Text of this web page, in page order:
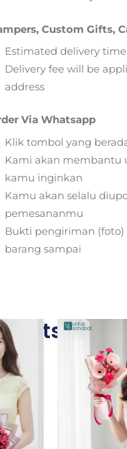
Custom Gifts,
Estimated delivery
Delivery fee will be
address
Via Whatsapp
Klik tombol yang
Kami akan membantu
kamu inginkan
Kamu akan selalu
pemesananmu
Bukti pengiriman
barang sampai